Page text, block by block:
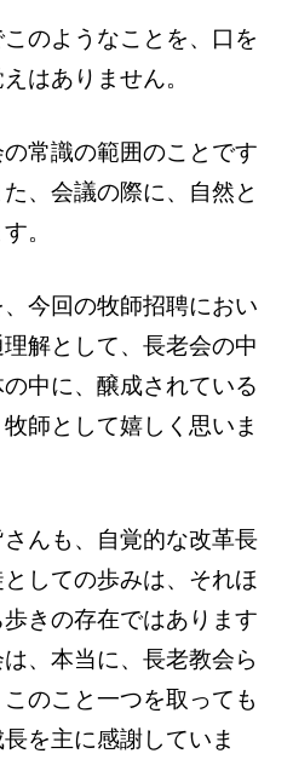
のようなことを、口を
はありません。
常識の範囲のことです
、会議の際に、自然と
。
今回の牧師招聘におい
解として、長老会の中
中に、醸成されている
師として嬉しく思いま
んも、自覚的な改革長
しての歩みは、それほ
きの存在ではあります
、本当に、長老教会ら
のこと一つを取っても
を主に感謝していま